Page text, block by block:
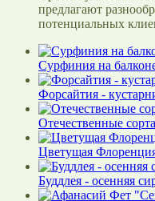
предлагают
потенциальных
Сурфиния на
Форсайтия -
Отечественные
Цветущая
Буддлея - осенняя